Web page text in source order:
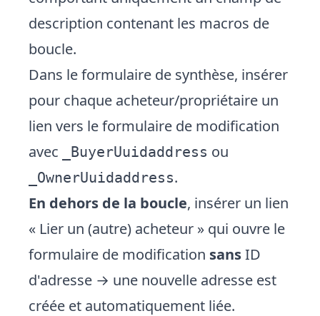
description contenant les macros de
boucle.
Dans le formulaire de synthèse, insérer
pour chaque acheteur/propriétaire un
lien vers le formulaire de modification
avec
_BuyerUuidaddress ou
_OwnerUuidaddress.
En dehors de la boucle, insérer un lien
« Lier un (autre) acheteur » qui ouvre le
formulaire de modification sansID
d'adresse → une nouvelle adresse est
créée et automatiquement liée.